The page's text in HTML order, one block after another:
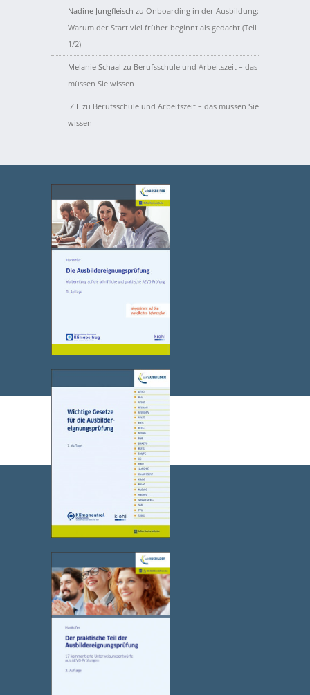
Nadine Jungfleisch zu Onboarding in der Ausbildung:
Warum der Start viel früher beginnt als gedacht (Teil
1/2)
Melanie Schaal zu Berufsschule und Arbeitszeit – das
müssen Sie wissen
IZIE zu Berufsschule und Arbeitszeit – das müssen Sie
wissen